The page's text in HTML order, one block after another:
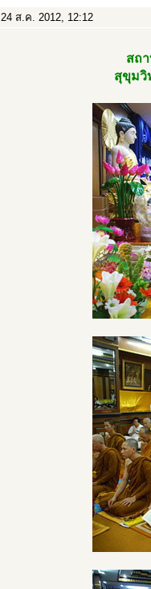
24 ส.ค. 2012, 12:12
สถ
สุขุมวิ